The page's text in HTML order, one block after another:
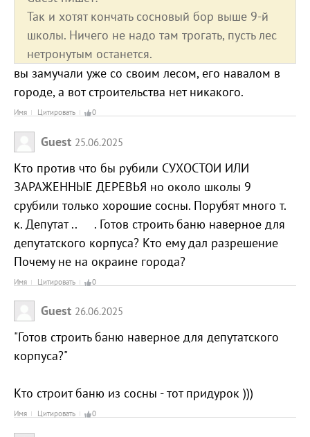
Так и хотят кончать сосновый бор выше 9-й
школы. Ничего не надо там трогать, пусть лес
нетронутым останется.
вы замучали уже со своим лесом, его навалом в
городе, а вот строительства нет никакого.
Имя Цитировать 0
Guest 25.06.2025
Кто против что бы рубили СУХОСТОИ ИЛИ
ЗАРАЖЕННЫЕ ДЕРЕВЬЯ но около школы 9
срубили только хорошие сосны. Порубят много т.
к. Депутат .. . Готов строить баню наверное для
депутатского корпуса? Кто ему дал разрешение
Почему не на окраине города?
Имя Цитировать 0
Guest 26.06.2025
"Готов строить баню наверное для депутатского
корпуса?"
Кто строит баню из сосны - тот придурок )))
Имя Цитировать 0